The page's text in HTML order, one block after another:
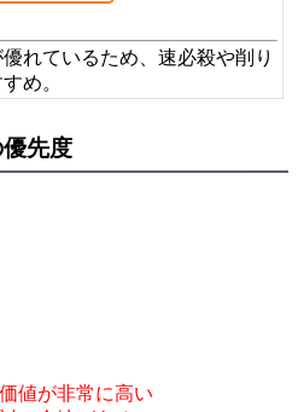
れているため、速必殺や削り
め。
先度
値が非常に高い